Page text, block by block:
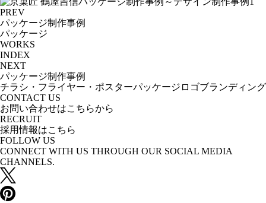
PREV
パッケージ制作事例
パッケージ
WORKS
INDEX
NEXT
パッケージ制作事例
チラシ・フライヤー・ポスターパッケージ ロゴブランディング
CONTACT US
お問い合わせはこちらから
RECRUIT
採用情報はこちら
FOLLOW US
CONNECT WITH US THROUGH OUR SOCIAL MEDIA
CHANNELS.